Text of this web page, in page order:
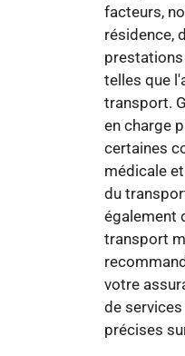
facteurs,
résidence,
telles que
transport.
en charge
certaines
médicale
du
également
transport
votre
de
précises